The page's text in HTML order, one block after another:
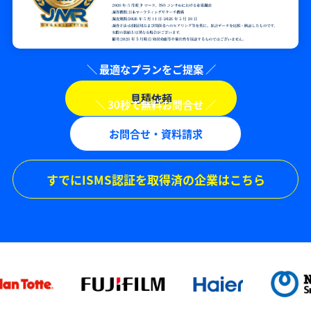
見積依頼
お問合せ・資料請求
すでにISMS認証を取得済の企業はこちら